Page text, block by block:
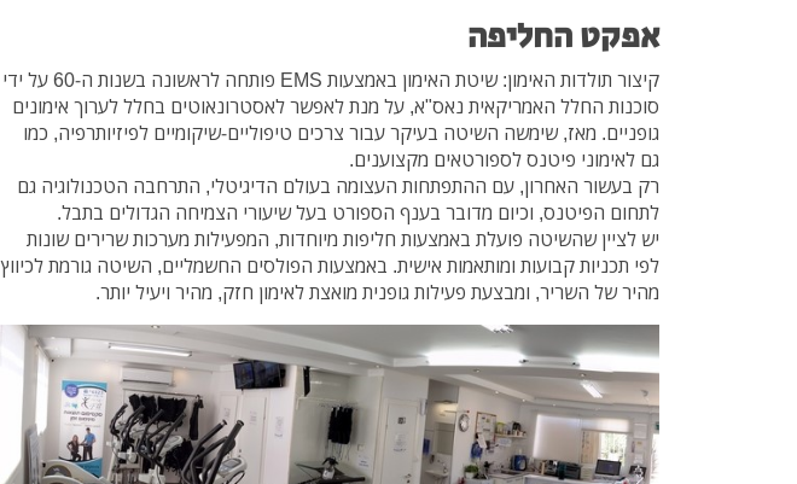
אפקט החליפה
קיצור תולדות האימון: שיטת האימון באמצעות EMS פותחה לראשונה בשנות ה-60 על ידי
סוכנות החלל האמריקאית נאס"א, על מנת לאפשר לאסטרונאוטים בחלל לערוך אימונים
גופניים. מאז, שימשה השיטה בעיקר עבור צרכים טיפוליים-שיקומיים לפיזיותרפיה, כמו
גם לאימוני פיטנס לספורטאים מקצוענים.
רק בעשור האחרון, עם ההתפתחות העצומה בעולם הדיגיטלי, התרחבה הטכנולוגיה גם
לתחום הפיטנס, וכיום מדובר בענף הספורט בעל שיעורי הצמיחה הגדולים בתבל.
יש לציין שהשיטה פועלת באמצעות חליפות מיוחדות, המפעילות מערכות שרירים שונות
לפי תכניות קבועות ומותאמות אישית. באמצעות הפולסים החשמליים, השיטה גורמת לכיווץ
מהיר של השריר, ומבצעת פעילות גופנית מואצת לאימון חזק, מהיר ויעיל יותר.